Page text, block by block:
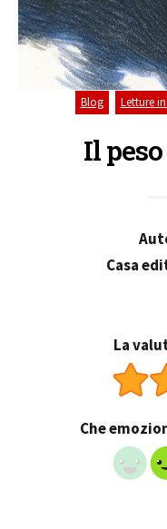
Blog Letture
Il
Casa
La
Che